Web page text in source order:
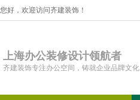
您好，欢迎访问齐建装饰！
上海办公装修设计领航者
齐建装饰专注办公空间，铸就企业品牌文化